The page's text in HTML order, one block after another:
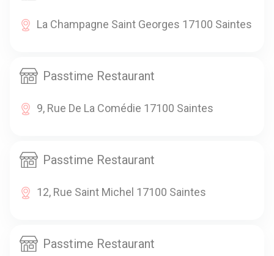
La Champagne Saint Georges 17100 Saintes
Passtime Restaurant
9, Rue De La Comédie 17100 Saintes
Passtime Restaurant
12, Rue Saint Michel 17100 Saintes
Passtime Restaurant